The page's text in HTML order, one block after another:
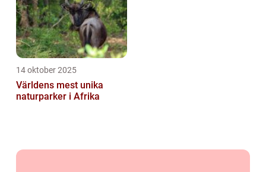
14 oktober 2025
Världens mest unika
naturparker i Afrika